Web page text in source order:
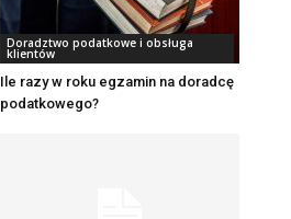
Doradztwo podatkowe i obsługa
klientów
Ile razy w roku egzamin na doradcę
podatkowego?